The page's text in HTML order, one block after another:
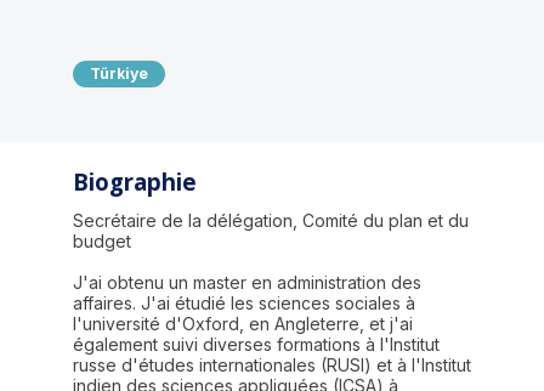
Türkiye
Biographie
Secrétaire de la délégation, Comité du plan et du
budget
J'ai obtenu un master en administration des
affaires. J'ai étudié les sciences sociales à
l'université d'Oxford, en Angleterre, et j'ai
également suivi diverses formations à l'Institut
russe d'études internationales (RUSI) et à l'Institut
indien des sciences appliquées (ICSA) à